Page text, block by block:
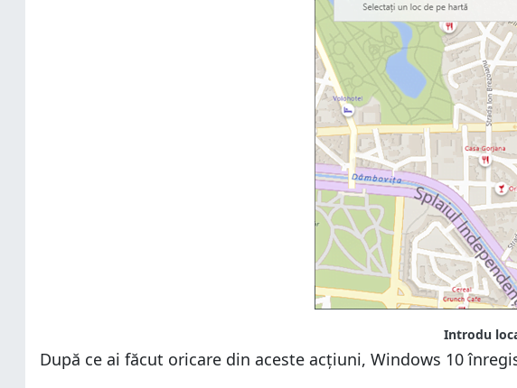
Introdu
După ce ai făcut oricare din aceste acțiuni, Windows 10